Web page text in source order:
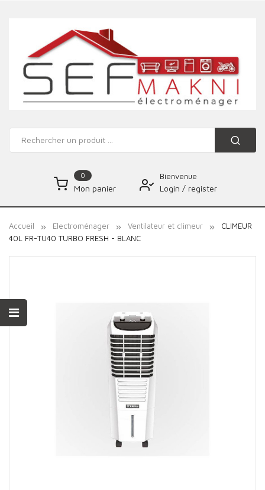
0
Mon panier
Bienvenue
Login / register
Accueil Electroménager Ventilateur et climeur
CLIMEUR
40L FR-TU40 TURBO FRESH - BLANC